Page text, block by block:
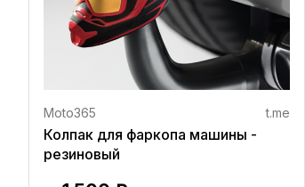
Moto365 t.me
Колпак для фаркопа машины -
резиновый